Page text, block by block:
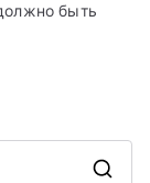
быть